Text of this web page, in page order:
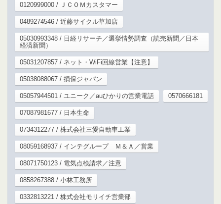
0120999000 / ＪＣＯＭカスタマー
0489274546 / 近藤サイクル草加店
05030993348 / 日経リサーチ／選挙情勢調査（読売新聞／日本
経済新聞）
05031207857 / ネット・WiFi回線営業【注意】
05038088067 / 損保ジャパン
05057944501 / ユニーク／auひかりの営業電話 0570666181
07087981677 / 日本生命
0734312277 / 株式会社三愛自動車工業
08059168937 / インテグループ Ｍ＆Ａ／営業
08071750123 / 電気点検請求／注意
0858267388 / 小林工務所
0332813221 / 株式会社モリイチ営業部